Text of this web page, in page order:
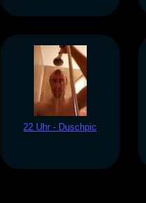
22 Uhr - Duschpic